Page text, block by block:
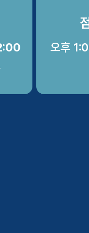
오후